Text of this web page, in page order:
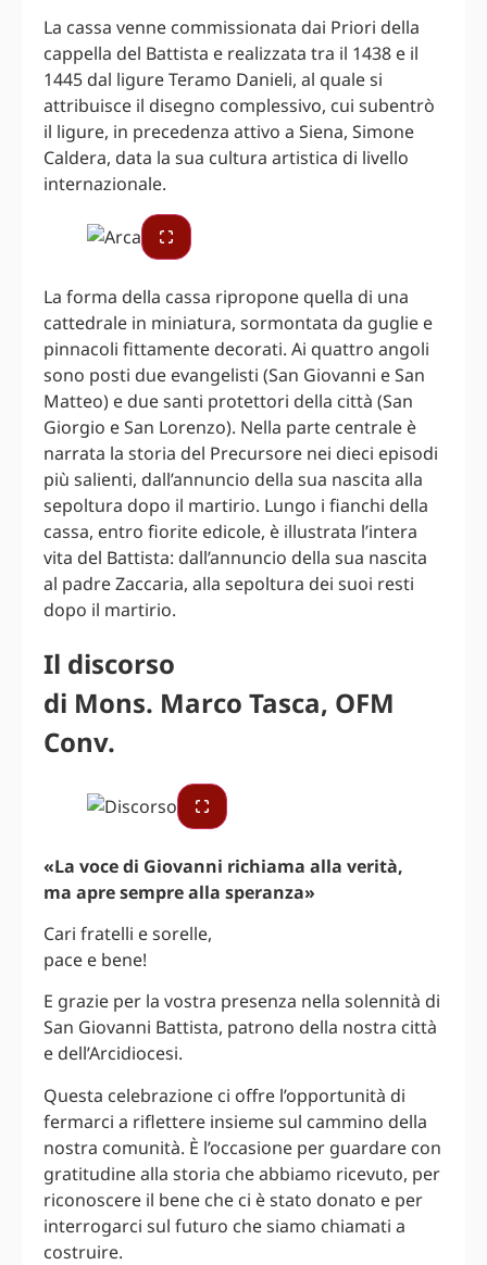
La cassa venne commissionata dai Priori della
cappella del Battista e realizzata tra il 1438 e il
1445 dal ligure Teramo Danieli, al quale si
attribuisce il disegno complessivo, cui subentrò
il ligure, in precedenza attivo a Siena, Simone
Caldera, data la sua cultura artistica di livello
internazionale.
La forma della cassa ripropone quella di una
cattedrale in miniatura, sormontata da guglie e
pinnacoli fittamente decorati. Ai quattro angoli
sono posti due evangelisti (San Giovanni e San
Matteo) e due santi protettori della città (San
Giorgio e San Lorenzo). Nella parte centrale è
narrata la storia del Precursore nei dieci episodi
più salienti, dall’annuncio della sua nascita alla
sepoltura dopo il martirio. Lungo i fianchi della
cassa, entro fiorite edicole, è illustrata l’intera
vita del Battista: dall’annuncio della sua nascita
al padre Zaccaria, alla sepoltura dei suoi resti
dopo il martirio.
Il discorso
di Mons. Marco Tasca, OFM
Conv.
«La voce di Giovanni richiama alla verità,
ma apre sempre alla speranza»
Cari fratelli e sorelle,
pace e bene!
E grazie per la vostra presenza nella solennità di
San Giovanni Battista, patrono della nostra città
e dell’Arcidiocesi.
Questa celebrazione ci offre l’opportunità di
fermarci a riflettere insieme sul cammino della
nostra comunità. È l’occasione per guardare con
gratitudine alla storia che abbiamo ricevuto, per
riconoscere il bene che ci è stato donato e per
interrogarci sul futuro che siamo chiamati a
costruire.